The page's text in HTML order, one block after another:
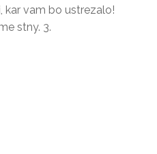
kar vam bo ustrezalo!
stny. 3.